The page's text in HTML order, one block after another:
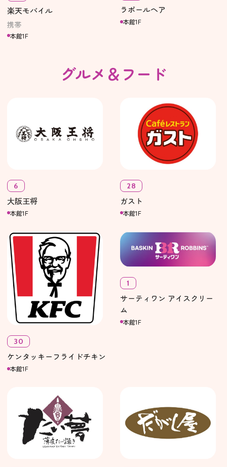
楽天モバイル
携帯
本館1F
ラポールヘア
本館1F
グルメ＆フード
6
大阪王将
本館1F
28
ガスト
本館1F
30
ケンタッキーフライドチキン
本館1F
1
サーティワン アイスクリー
ム
本館1F